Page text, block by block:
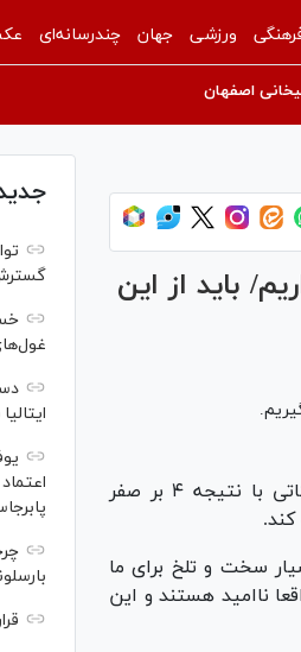
ورزشی جهان چندرسانه‌ای
اصفهان
باید از این
تیم ملی فوتبال نیوزیلند بامداد امروز در دیداری دوستانه و تدارکاتی با نتیجه ۴ بر صفر
سخت و تلخ برای ما
ناامید هستند و این
گسترش